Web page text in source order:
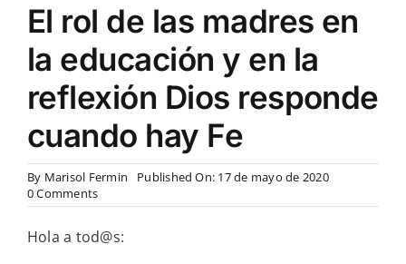
El rol de las madres en
la educación y en la
reflexión Dios responde
cuando hay Fe
By Marisol Fermin
Published On: 17 de mayo de 2020
0 Commentson
El
de
Hola a tod@s: